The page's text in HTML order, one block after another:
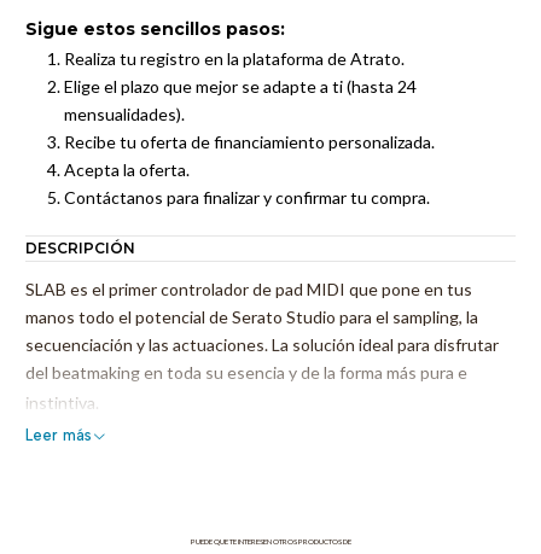
Sigue estos sencillos pasos:
Realiza tu registro en la plataforma de Atrato.
Elige el plazo que mejor se adapte a ti (hasta 24
mensualidades).
Recibe tu oferta de financiamiento personalizada.
Acepta la oferta.
Contáctanos para finalizar y confirmar tu compra.
DESCRIPCIÓN
SLAB es el primer controlador de pad MIDI que pone en tus
manos todo el potencial de Serato Studio para el sampling, la
secuenciación y las actuaciones. La solución ideal para disfrutar
del beatmaking en toda su esencia y de la forma más pura e
instintiva.
Características
Leer más
PUEDE QUE TE INTERESEN OTROS PRODUCTOS DE